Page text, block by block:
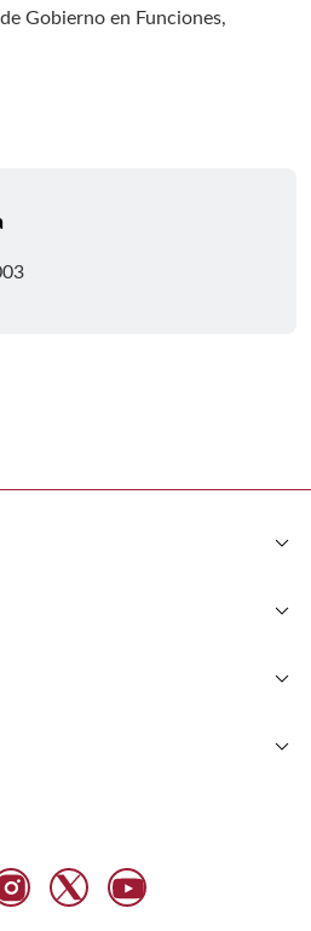
Gobierno en Funciones,
keyboard_arrow_down
keyboard_arrow_down
keyboard_arrow_down
keyboard_arrow_down